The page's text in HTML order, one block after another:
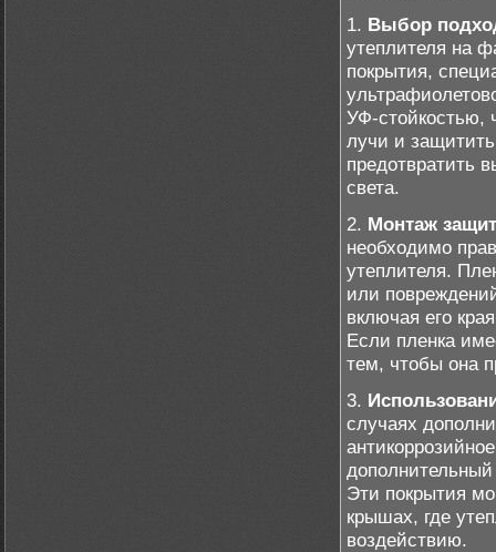
1. Выбор
утеплителя на
покрытия,
УФ-стойкостью,
лучи и
предотвратить
света.
2. Монтаж
необходимо
утеплителя.
или
включая его
Если пленка
тем, чтобы она
3.
случаях
Эти покрытия
крышах, где
воздействию.